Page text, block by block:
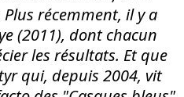
récemment, il y a
(2011), dont chacun
les résultats. Et que
qui, depuis 2004, vit